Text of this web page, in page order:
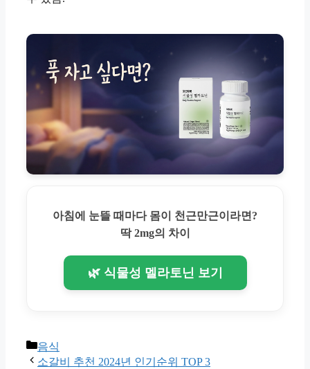
아침에 눈뜰 때마다 몸이 천근만근이라면?
딱 2mg의 차이
🌿 식물성 멜라토닌 보기
Categories
음식
소갈비 추천 2024년 인기순위 TOP 3